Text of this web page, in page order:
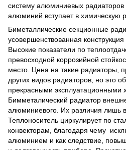
систему алюминиевых радиаторов
алюминий вступает в химическую
Биметаллические секционные
усовершенствованная
Высокие показатели по
превосходной коррозийной
место. Цена на такие радиаторы,
других видов радиаторов, но это
прекрасными эксплуатационными
Бимметалический радиатор
алюминиевого. Их различия лишь
Теплоноситель циркулирует по
конвекторам, благодаря чему
алюминием и как следствие,